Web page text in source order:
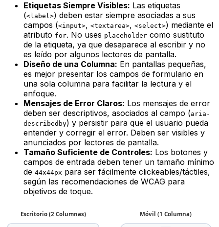
Etiquetas Siempre Visibles: Las etiquetas
(<label>) deben estar siempre asociadas a sus
campos (<input>, <textarea>, <select>) mediante el
atributo for. No uses placeholder como sustituto
de la etiqueta, ya que desaparece al escribir y no
es leído por algunos lectores de pantalla.
Diseño de una Columna: En pantallas pequeñas,
es mejor presentar los campos de formulario en
una sola columna para facilitar la lectura y el
enfoque.
Mensajes de Error Claros: Los mensajes de error
deben ser descriptivos, asociados al campo (aria-
describedby) y persistir para que el usuario pueda
entender y corregir el error. Deben ser visibles y
anunciados por lectores de pantalla.
Tamaño Suficiente de Controles: Los botones y
campos de entrada deben tener un tamaño mínimo
de 44x44px para ser fácilmente clickeables/táctiles,
según las recomendaciones de WCAG para
objetivos de toque.
Escritorio (2 Columnas) Móvil (1 Columna)